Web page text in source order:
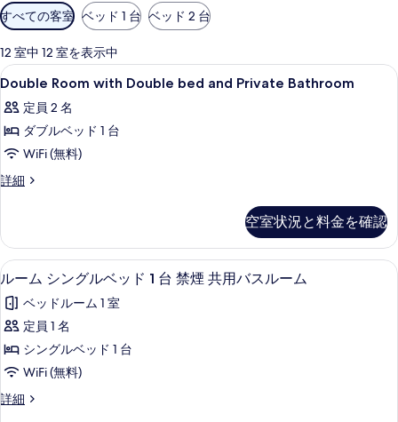
利
用
可
能
な
客
室
の
り
条
件
すべての客室 ベッド 1 台 ベッド 2 台
12 室中 12 室を表示中
Double
Room
with
Double
bed
and
の
す
べ
て
の
写
真
を
セーフティボックス (室内)、デスク
12
Double Room with Double bed and Private Bathroom
定員 2 名
ダブルベッド 1 台
WiFi (無料)
詳細
Double
bed
and
Private
の
詳
空室状況と料金を確認
ル
ー
ム
シ
ン
ル
ルーム シングルベッド 1 台 禁煙 共
3
ルーム シングルベッド 1 台 禁煙 共用バスルーム
ベッドルーム 1 室
定員 1 名
シングルベッド 1 台
WiFi (無料)
詳細
ル